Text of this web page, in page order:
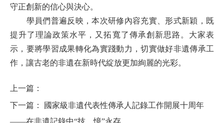
守正創新的信心與決心。
學員們普遍反映，本次研修內容充實、形式新穎，既
提升了理論政策水平，又拓寬了傳承創新思路。大家表
示，要將學習成果轉化為實踐動力，切實做好非遺傳承工
作，讓古老的非遺在新時代綻放更加絢麗的光彩。
上一篇：
下一篇：
國家級非遺代表性傳承人記錄工作開展十周年
——在非遺記錄中“技﹒憶”永存